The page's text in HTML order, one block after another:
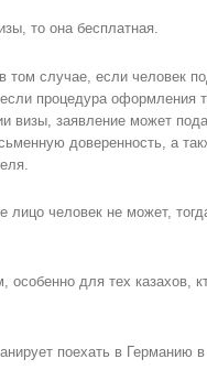
то она бесплатная.
том случае, если человек
процедура оформления
визы, заявление может
доверенность, а
лицо человек не может,
особенно для тех казахов,
поехать в Германию